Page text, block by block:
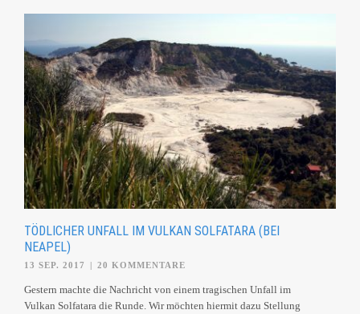
TÖDLICHER UNFALL IM VULKAN SOLFATARA (BEI
NEAPEL)
13 SEP. 2017 | 20 KOMMENTARE
Gestern machte die Nachricht von einem tragischen Unfall im
Vulkan Solfatara die Runde. Wir möchten hiermit dazu Stellung